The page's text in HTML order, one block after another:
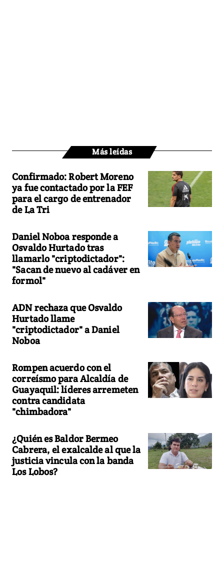
Más leídas
Confirmado: Robert Moreno
ya fue contactado por la FEF
para el cargo de entrenador
de La Tri
Daniel Noboa responde a
Osvaldo Hurtado tras
llamarlo "criptodictador":
"Sacan de nuevo al cadáver en
formol"
ADN rechaza que Osvaldo
Hurtado llame
"criptodictador" a Daniel
Noboa
Rompen acuerdo con el
correísmo para Alcaldía de
Guayaquil: líderes arremeten
contra candidata
"chimbadora"
¿Quién es Baldor Bermeo
Cabrera, el exalcalde al que la
justicia vincula con la banda
Los Lobos?